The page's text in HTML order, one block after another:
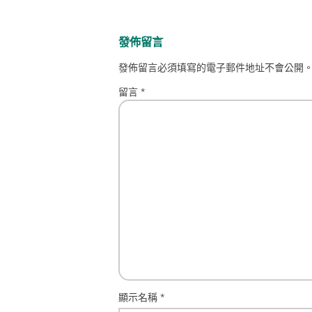
發佈留言
發佈留言必須填寫的電子郵件地址不會公開。
留言 *
顯示名稱 *